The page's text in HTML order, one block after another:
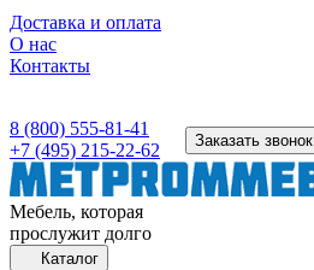
Доставка и оплата
О нас
Контакты
8 (800) 555-81-41
+7 (495) 215-22-62
Заказать звонок
Мебель, которая
прослужит долго
Каталог